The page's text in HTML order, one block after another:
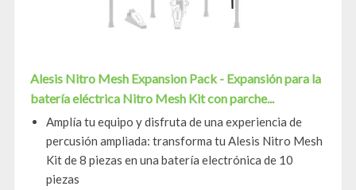
Alesis Nitro Mesh Expansion Pack - Expansión para la
batería eléctrica Nitro Mesh Kit con parche...
Amplía tu equipo y disfruta de una experiencia de
percusión ampliada: transforma tu Alesis Nitro Mesh
Kit de 8 piezas en una batería electrónica de 10
piezas